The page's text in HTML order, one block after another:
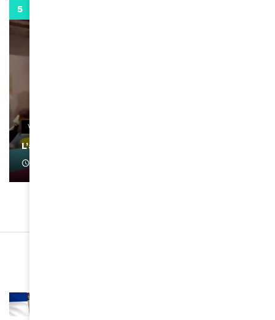
VIDEOS
L’artiste Yoan s’exprime